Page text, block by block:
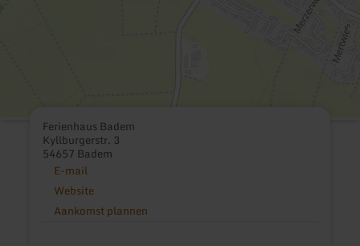
Ferienhaus Badem
Kyllburgerstr. 3
54657 Badem
E-mail
Website
Aankomst plannen